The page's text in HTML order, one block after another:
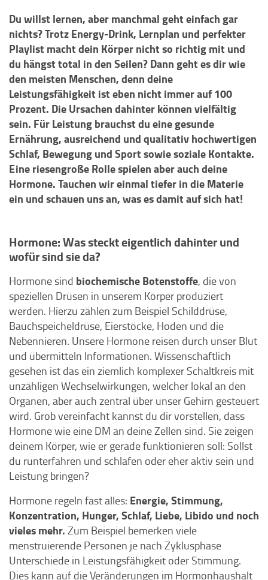
Du willst lernen, aber manchmal geht einfach gar
nichts? Trotz Energy-Drink, Lernplan und perfekter
Playlist macht dein Körper nicht so richtig mit und
du hängst total in den Seilen? Dann geht es dir wie
den meisten Menschen, denn deine
Leistungsfähigkeit ist eben nicht immer auf 100
Prozent. Die Ursachen dahinter können vielfältig
sein. Für Leistung brauchst du eine gesunde
Ernährung, ausreichend und qualitativ hochwertigen
Schlaf, Bewegung und Sport sowie soziale Kontakte.
Eine riesengroße Rolle spielen aber auch deine
Hormone. Tauchen wir einmal tiefer in die Materie
ein und schauen uns an, was es damit auf sich hat!
Hormone: Was steckt eigentlich dahinter und
wofür sind sie da?
Hormone sind biochemische Botenstoffe, die von
speziellen Drüsen in unserem Körper produziert
werden. Hierzu zählen zum Beispiel Schilddrüse,
Bauchspeicheldrüse, Eierstöcke, Hoden und die
Nebennieren. Unsere Hormone reisen durch unser Blut
und übermitteln Informationen. Wissenschaftlich
gesehen ist das ein ziemlich komplexer Schaltkreis mit
unzähligen Wechselwirkungen, welcher lokal an den
Organen, aber auch zentral über unser Gehirn gesteuert
wird. Grob vereinfacht kannst du dir vorstellen, dass
Hormone wie eine DM an deine Zellen sind. Sie zeigen
deinem Körper, wie er gerade funktionieren soll: Sollst
du runterfahren und schlafen oder eher aktiv sein und
Leistung bringen?
Hormone regeln fast alles: Energie, Stimmung,
Konzentration, Hunger, Schlaf, Liebe, Libido und noch
vieles mehr. Zum Beispiel bemerken viele
menstruierende Personen je nach Zyklusphase
Unterschiede in Leistungsfähigkeit oder Stimmung.
Dies kann auf die Veränderungen im Hormonhaushalt